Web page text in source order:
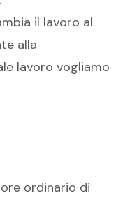
il lavoro al
alla
lavoro vogliamo
ordinario di